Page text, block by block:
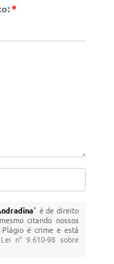
*
" é de direito
citando nossos
é crime e está
Lei n° 9.610-98 sobre